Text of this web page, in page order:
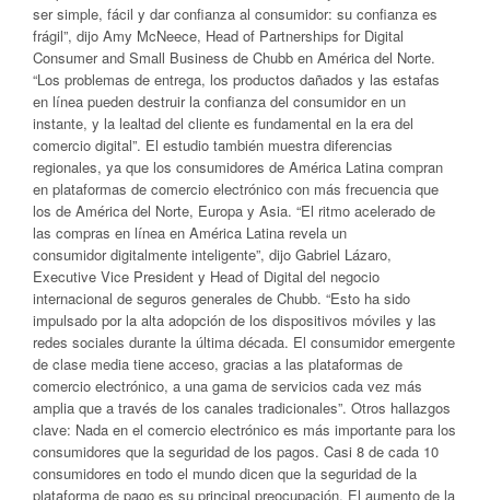
ser simple, fácil y dar confianza al consumidor: su confianza es
frágil”, dijo Amy McNeece, Head of Partnerships for Digital
Consumer and Small Business de Chubb en América del Norte.
“Los problemas de entrega, los productos dañados y las estafas
en línea pueden destruir la confianza del consumidor en un
instante, y la lealtad del cliente es fundamental en la era del
comercio digital”. El estudio también muestra diferencias
regionales, ya que los consumidores de América Latina compran
en plataformas de comercio electrónico con más frecuencia que
los de América del Norte, Europa y Asia. “El ritmo acelerado de
las compras en línea en América Latina revela un
consumidor digitalmente inteligente”, dijo Gabriel Lázaro,
Executive Vice President y Head of Digital del negocio
internacional de seguros generales de Chubb. “Esto ha sido
impulsado por la alta adopción de los dispositivos móviles y las
redes sociales durante la última década. El consumidor emergente
de clase media tiene acceso, gracias a las plataformas de
comercio electrónico, a una gama de servicios cada vez más
amplia que a través de los canales tradicionales”. Otros hallazgos
clave: Nada en el comercio electrónico es más importante para los
consumidores que la seguridad de los pagos. Casi 8 de cada 10
consumidores en todo el mundo dicen que la seguridad de la
plataforma de pago es su principal preocupación. El aumento de la